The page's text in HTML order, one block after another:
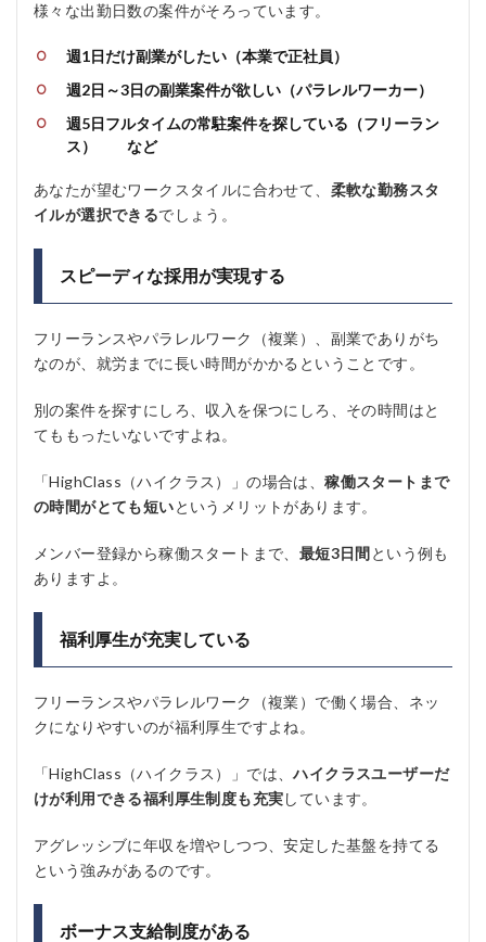
様々な出勤日数の案件がそろっています。
週1日だけ副業がしたい（本業で正社員）
週2日～3日の副業案件が欲しい（パラレルワーカー）
週5日フルタイムの常駐案件を探している（フリーラン
ス） など
あなたが望むワークスタイルに合わせて、 柔軟な勤務スタ
イルが選択できるでしょう。
スピーディな採用が実現する
フリーランスやパラレルワーク（複業）、副業でありがち
なのが、就労までに長い時間がかかるということです。
別の案件を探すにしろ、収入を保つにしろ、その時間はと
てももったいないですよね。
「HighClass（ハイクラス）」の場合は、稼働スタートまで
の時間がとても短いというメリットがあります。
メンバー登録から稼働スタートまで、 最短3日間という例も
ありますよ。
福利厚生が充実している
フリーランスやパラレルワーク（複業）で働く場合、ネッ
クになりやすいのが福利厚生ですよね。
「HighClass（ハイクラス）」では、ハイクラスユーザーだ
けが利用できる福利厚生制度も充実しています。
アグレッシブに年収を増やしつつ、安定した基盤を持てる
という強みがあるのです。
ボーナス支給制度がある